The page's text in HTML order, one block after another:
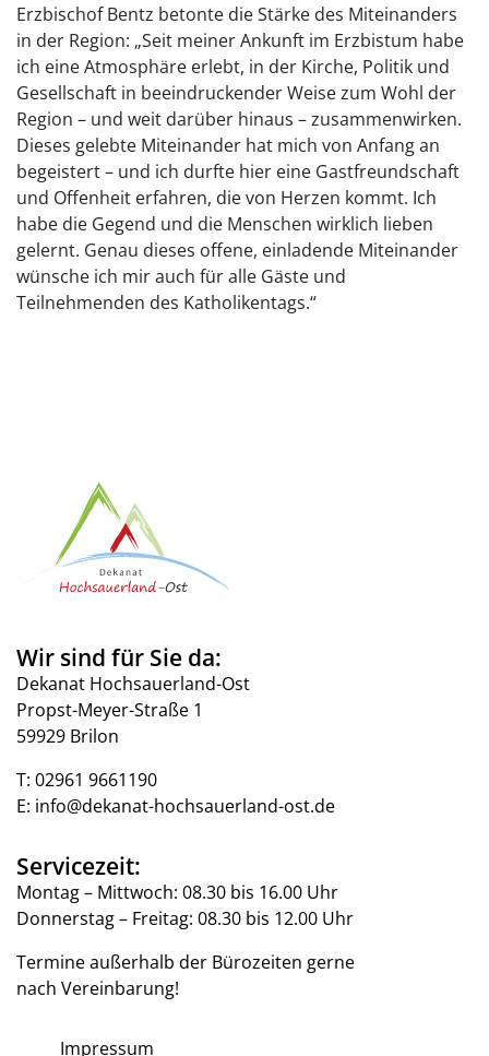
Erzbischof Bentz betonte die Stärke des Miteinanders
in der Region: „Seit meiner Ankunft im Erzbistum habe
ich eine Atmosphäre erlebt, in der Kirche, Politik und
Gesellschaft in beeindruckender Weise zum Wohl der
Region – und weit darüber hinaus – zusammenwirken.
Dieses gelebte Miteinander hat mich von Anfang an
begeistert – und ich durfte hier eine Gastfreundschaft
und Offenheit erfahren, die von Herzen kommt. Ich
habe die Gegend und die Menschen wirklich lieben
gelernt. Genau dieses offene, einladende Miteinander
wünsche ich mir auch für alle Gäste und
Teilnehmenden des Katholikentags.“
Wir sind für Sie da:
Dekanat Hochsauerland-Ost
Propst-Meyer-Straße 1
59929 Brilon
T: 02961 9661190
E: info@dekanat-hochsauerland-ost.de
Servicezeit:
Montag – Mittwoch: 08.30 bis 16.00 Uhr
Donnerstag – Freitag: 08.30 bis 12.00 Uhr
Termine außerhalb der Bürozeiten gerne
nach Vereinbarung!
Impressum